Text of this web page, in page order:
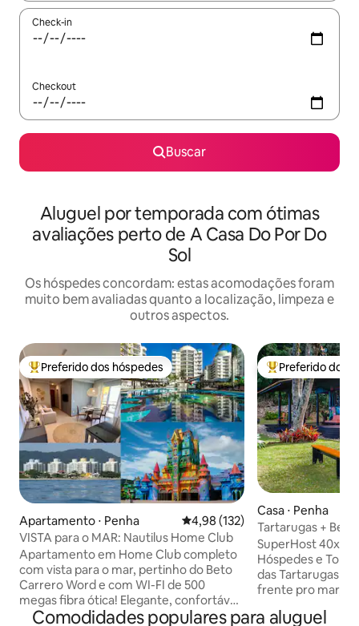
Check-in
Checkout
Buscar
Aluguel por temporada com ótimas
avaliações perto de A Casa Do Por Do
Sol
Os hóspedes concordam: estas acomodações foram
muito bem avaliadas quanto a localização, limpeza e
outros aspectos.
Entre os melhores preferidos dos hóspedes
Preferido dos hóspedes
Apartamento ⋅ Penha 4,98 de uma avaliação média de
4,98 (132)
VISTA para o MAR: Nautilus Home Club
Apartamento em Home Club completo
com vista para o mar, pertinho do Beto
Carrero Word e com WI-FI de 500
megas fibra ótica! Elegante, confortável
e espaçoso para curtir suas férias em
Entre os
Preferido dos
Casa ⋅ Penha
Tartarugas +
Pôr do Sol®
SuperHost 40x
Hóspedes e Top 10%. Em pleno
das Tartarugas
frente pro mar, pôr
novo, quente e frio. Vista
Comodidades populares para aluguel